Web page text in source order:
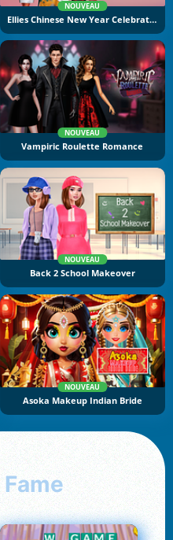
NOUVEAU
Ellies Chinese New Year Celebration
NOUVEAU
Vampiric Roulette Romance
NOUVEAU
Back 2 School Makeover
NOUVEAU
Asoka Makeup Indian Bride
Fame